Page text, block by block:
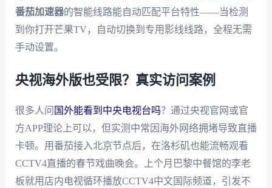
番茄加速器的智能线路能自动匹配平台特性——当检测
到你打开芒果TV，自动切换到专用影线线路，全程无需
手动设置。
央视海外版也受限？真实访问案例
很多人问 国外能看到中央电视台吗？通过央视官网或官
方APP理论上可以，但实测中常因海外网络拥堵导致直播
卡顿。用番茄接入北京节点后，在洛杉矶也能流畅观看
CCTV4直播的春节戏曲晚会。上个月巴黎中餐馆的李老
板就用店内电视循环播放CCTV4中文国际频道，引发不